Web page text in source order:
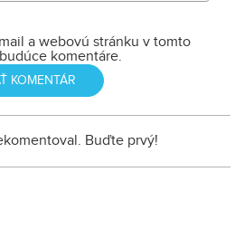
a webovú stránku v tomto
komentáre.
Buďte prvý!